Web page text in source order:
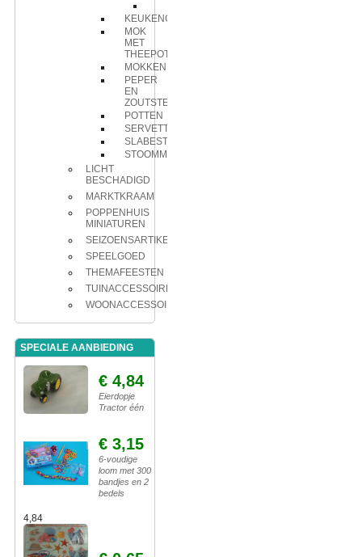
KEUKENGEREIHOUDER
MOK
MET
THEEPOT
MOKKEN
PEPER
EN
ZOUTSTEL
POTTEN
SERVETTEN
SLABESTEK
STOOMMANDJE
LICHT
BESCHADIGD
MARKTKRAAM
POPPENHUIS
MINIATUREN
SEIZOENSARTIKELEN
SPEELGOED
THEMAFEESTEN
TUINACCESSOIRES
WOONACCESSOIRES
SPECIALE AANBIEDING
€ 4,84
Eierdopje
Tractor één
€ 3,15
6-voudige
loom met 300
bandjes en 2
bedels
4,84